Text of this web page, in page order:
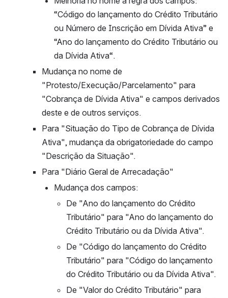
“Código do lançamento do Crédito Tributário
ou Número de Inscrição em Dívida Ativa” e
“Ano do lançamento do Crédito Tributário ou
da Dívida Ativa“.
Mudança no nome de
"Protesto/Execução/Parcelamento" para
"Cobrança de Dívida Ativa" e campos derivados
deste e de outros serviços.
Para "Situação do Tipo de Cobrança de Dívida
Ativa", mudança da obrigatoriedade do campo
"Descrição da Situação".
Para "Diário Geral de Arrecadação"
Mudança dos campos:
De "Ano do lançamento do Crédito
Tributário" para "Ano do lançamento do
Crédito Tributário ou da Dívida Ativa".
De "Código do lançamento do Crédito
Tributário" para "Código do lançamento
do Crédito Tributário ou da Dívida Ativa".
De "Valor do Crédito Tributário" para